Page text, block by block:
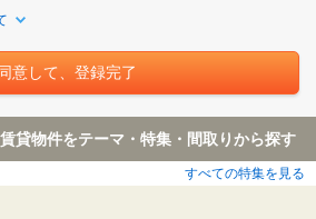
貸物件をテーマ・特集・間取りから探す
すべての特集を見る